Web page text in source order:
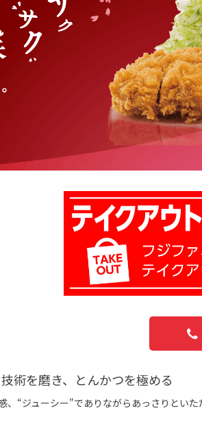
術を磨き、とんかつを極める
、“ジューシー"でありながらあっさりとい